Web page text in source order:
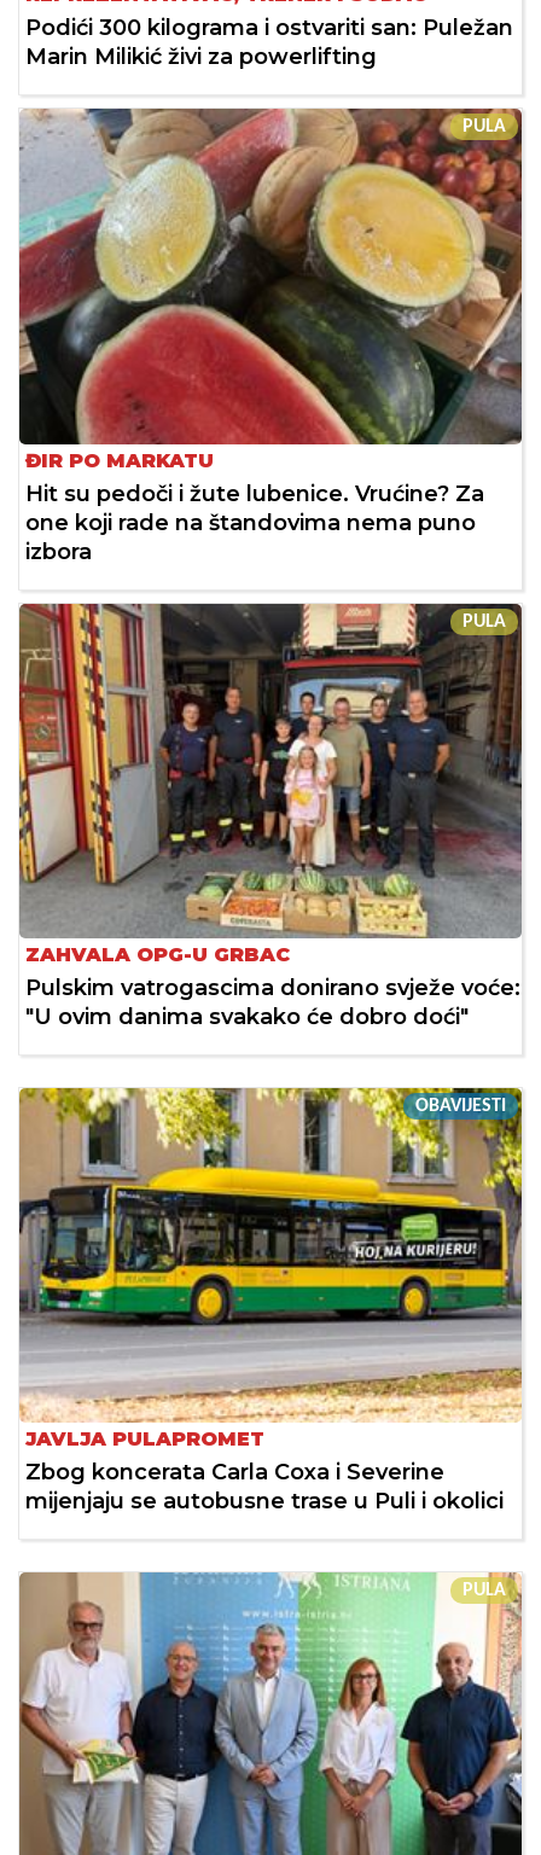
Podići 300 kilograma i ostvariti san: Puležan
Marin Milikić živi za powerlifting
PULA
ĐIR PO MARKATU
Hit su pedoči i žute lubenice. Vrućine? Za
one koji rade na štandovima nema puno
izbora
PULA
ZAHVALA OPG-U GRBAC
Pulskim vatrogascima donirano svježe voće:
"U ovim danima svakako će dobro doći"
OBAVIJESTI
JAVLJA PULAPROMET
Zbog koncerata Carla Coxa i Severine
mijenjaju se autobusne trase u Puli i okolici
PULA